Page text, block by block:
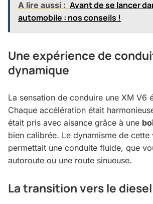
A lire aussi : Avant de se lancer
automobile : nos conseils !
Une expérience de
dynamique
La sensation de conduire une XM V6
Chaque accélération était
était pris avec aisance grâce à une
bien calibrée. Le dynamisme de cette
permettait une conduite fluide, que
autoroute ou une route sinueuse.
La transition vers le diesel